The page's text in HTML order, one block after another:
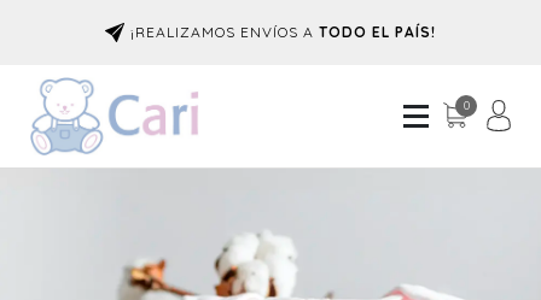
¡REALIZAMOS ENVÍOS A TODO EL PAÍS!
0